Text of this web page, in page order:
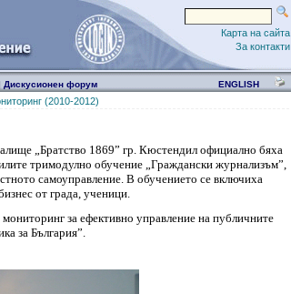
Карта на сайта
За контакти
Дискусионен форум ENGLISH
(2010-2012)
„Братство 1869” гр. Кюстендил официално бяха
тримодулно обучение „Граждански журнализъм”,
самоуправление. В обучението се включиха
от града, ученици.
за ефективно управление на публичните
за България”.